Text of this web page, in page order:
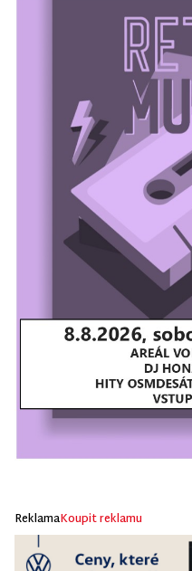
ReklamaKoupit reklamu